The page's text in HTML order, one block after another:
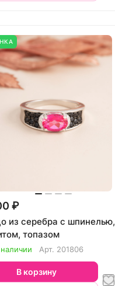
₽
из серебра с шпинелью,
топазом
Арт. 201806
В корзину